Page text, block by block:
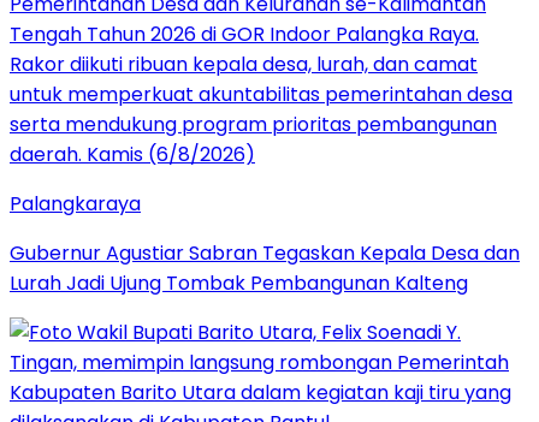
Palangkaraya
Gubernur Agustiar Sabran Tegaskan Kepala Desa dan
Lurah Jadi Ujung Tombak Pembangunan Kalteng